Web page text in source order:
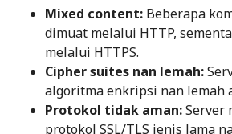
Mixed content: Beberapa
dimuat melalui HTTP,
melalui HTTPS.
Cipher suites nan lemah:
algoritma enkripsi nan lemah
Protokol tidak aman:Server
protokol SSL/TLS jenis lama